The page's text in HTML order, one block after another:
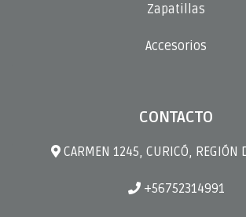
Zapatillas
Accesorios
CONTACTO
CARMEN 1245, CURICÓ, REGIÓN
+56752314991